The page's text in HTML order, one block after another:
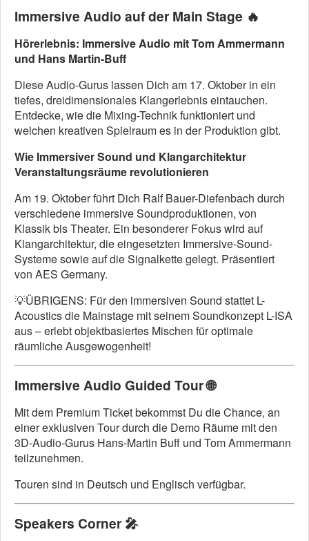
Immersive Audio auf der Main Stage 🔥
Hörerlebnis: Immersive Audio mit Tom Ammermann
und Hans Martin-Buff
Diese Audio-Gurus lassen Dich am 17. Oktober in ein
tiefes, dreidimensionales Klangerlebnis eintauchen.
Entdecke, wie die Mixing-Technik funktioniert und
welchen kreativen Spielraum es in der Produktion gibt.
Wie Immersiver Sound und Klangarchitektur
Veranstaltungsräume revolutionieren
Am 19. Oktober führt Dich Ralf Bauer-Diefenbach durch
verschiedene immersive Soundproduktionen, von
Klassik bis Theater. Ein besonderer Fokus wird auf
Klangarchitektur, die eingesetzten Immersive-Sound-
Systeme sowie auf die Signalkette gelegt. Präsentiert
von AES Germany.
💡ÜBRIGENS: Für den immersiven Sound stattet L-
Acoustics die Mainstage mit seinem Soundkonzept L-ISA
aus – erlebt objektbasiertes Mischen für optimale
räumliche Ausgewogenheit!
Immersive Audio Guided Tour🌐
Mit dem Premium Ticket bekommst Du die Chance, an
einer exklusiven Tour durch die Demo Räume mit den
3D-Audio-Gurus Hans-Martin Buff und Tom Ammermann
teilzunehmen.
Touren sind in Deutsch und Englisch verfügbar.
Speakers Corner 🎤